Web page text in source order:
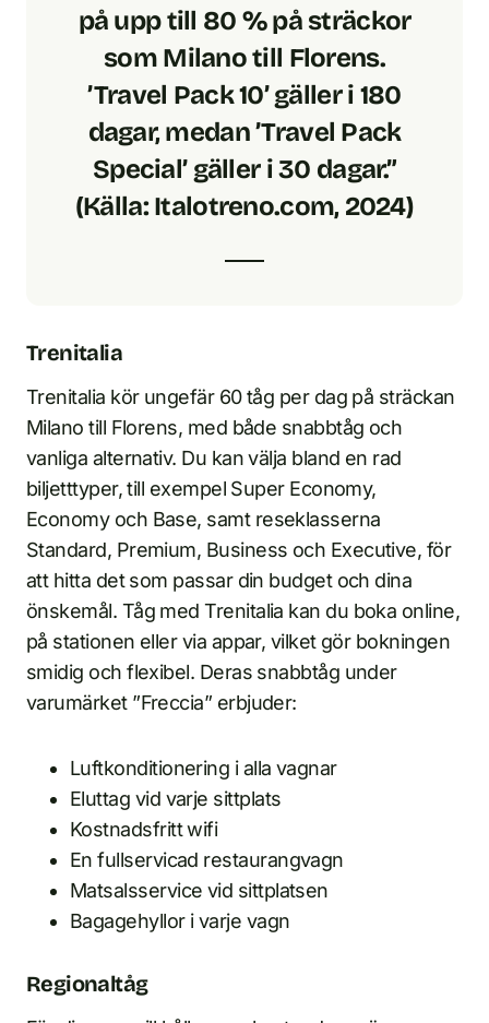
på upp till 80 % på sträckor
som Milano till Florens.
’Travel Pack 10’ gäller i 180
dagar, medan ’Travel Pack
Special’ gäller i 30 dagar.”
(Källa: Italotreno.com, 2024)
Trenitalia
Trenitalia kör ungefär 60 tåg per dag på sträckan
Milano till Florens, med både snabbtåg och
vanliga alternativ. Du kan välja bland en rad
biljetttyper, till exempel Super Economy,
Economy och Base, samt reseklasserna
Standard, Premium, Business och Executive, för
att hitta det som passar din budget och dina
önskemål. Tåg med Trenitalia kan du boka online,
på stationen eller via appar, vilket gör bokningen
smidig och flexibel. Deras snabbtåg under
varumärket ”Freccia” erbjuder:
Luftkonditionering i alla vagnar
Eluttag vid varje sittplats
Kostnadsfritt wifi
En fullservicad restaurangvagn
Matsalsservice vid sittplatsen
Bagagehyllor i varje vagn
Regionaltåg